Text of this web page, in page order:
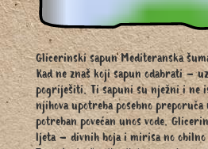
Glicerinski sapun Mediteranska
Kad ne znaš koji sapun odabrati –
pogriješiti. Ti sapuni su nježni i ne
njihova upotreba posebno preporuča
potreban povećan unos vode.
ljeta – divnih boja i mirisa no obilno